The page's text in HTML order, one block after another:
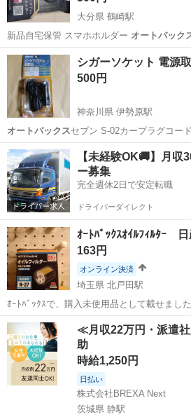
大分県 鶴崎駅
新品自宅保管 スマホホルダー オートバック
てるもので…
大分 大分市 鶴崎駅 内装、イン
シガーソケット 電源
500円
神奈川県 伊勢原駅
オートバックスセブン S-02カープラグコー
神奈川 伊勢原市 伊勢原駅 アクセ
【未経験OK🚚】月収
ー募集
完全週休2日で安定転職
ドライバーダイレクト
ｵｰﾄﾊﾞｯｸｽｵｲﾙﾌｨﾙﾀｰ 日
163円
オンライン決済
埼玉県 北戸田駅
ｵｰﾄﾊﾞｯｸｽで、購入未使用品として載せまし
いたのですが乗換があり使わなくなりまし
金額安くなっております。 差し支えなけれ
す。
埼玉 さいたま市 北戸田駅 メン
オートバックス
≪月収22万円・派遣
助
時給1,250円
日払い
株式会社BREXA Next
茨城県 静駅